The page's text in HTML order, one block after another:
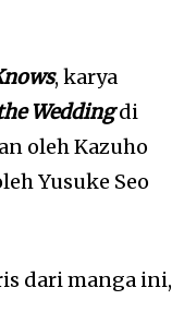
, karya
Weddingdi
oleh Kazuho
Yusuke Seo
dari manga ini,